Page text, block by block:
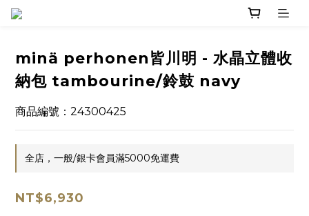
minä perhonen皆川明 - 水晶立體收
納包 tambourine/鈴鼓 navy
商品編號：24300425
全店，一般/銀卡會員滿5000免運費
NT$6,930